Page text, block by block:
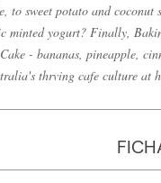
to sweet potato and
minted yogurt? Finally,
- bananas, pineapple,
thrving cafe culture at